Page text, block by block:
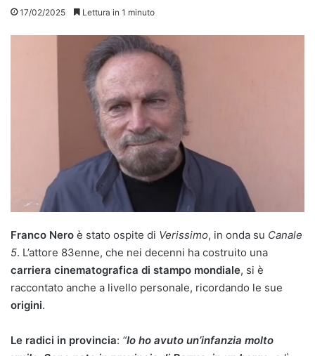
17/02/2025 Lettura in 1 minuto
Franco Nero è stato ospite di Verissimo, in onda su Canale
5. L’attore 83enne, che nei decenni ha costruito una
carriera cinematografica di stampo mondiale, si è
raccontato anche a livello personale, ricordando le sue
origini.
Le radici in provincia: “Io ho avuto un’infanzia molto